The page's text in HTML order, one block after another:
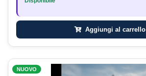
Aggiungi al carrello
NUOVO